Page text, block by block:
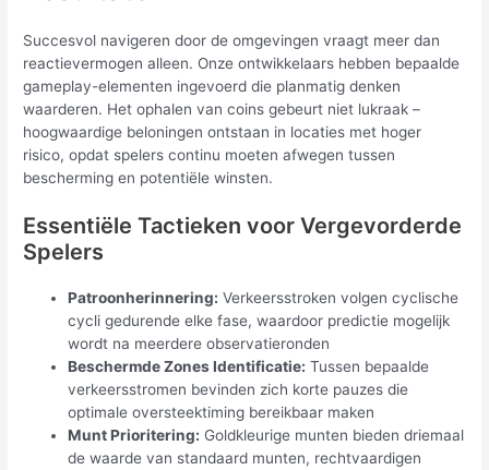
Succesvol navigeren door de omgevingen vraagt meer dan
reactievermogen alleen. Onze ontwikkelaars hebben bepaalde
gameplay-elementen ingevoerd die planmatig denken
waarderen. Het ophalen van coins gebeurt niet lukraak –
hoogwaardige beloningen ontstaan in locaties met hoger
risico, opdat spelers continu moeten afwegen tussen
bescherming en potentiële winsten.
Essentiële Tactieken voor Vergevorderde
Spelers
Patroonherinnering: Verkeersstroken volgen cyclische
cycli gedurende elke fase, waardoor predictie mogelijk
wordt na meerdere observatieronden
Beschermde Zones Identificatie: Tussen bepaalde
verkeersstromen bevinden zich korte pauzes die
optimale oversteektiming bereikbaar maken
Munt Prioritering: Goldkleurige munten bieden driemaal
de waarde van standaard munten, rechtvaardigen